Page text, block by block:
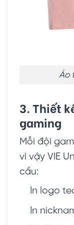
Áo
3. Thiết
gaming
Mỗi đội
vì vậy VIE
cầu:
In logo
In